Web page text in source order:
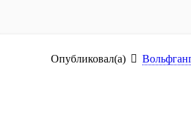
Опубликовал(а)